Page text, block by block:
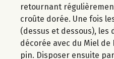
retournant
croûte dorée. Une fois
(dessus et dessous),
décorée avec du Miel
pin. Disposer ensuite